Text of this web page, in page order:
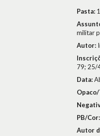
Pasta:
militar
Autor:
79; 25/
Data:
PB/Cor:
Autor